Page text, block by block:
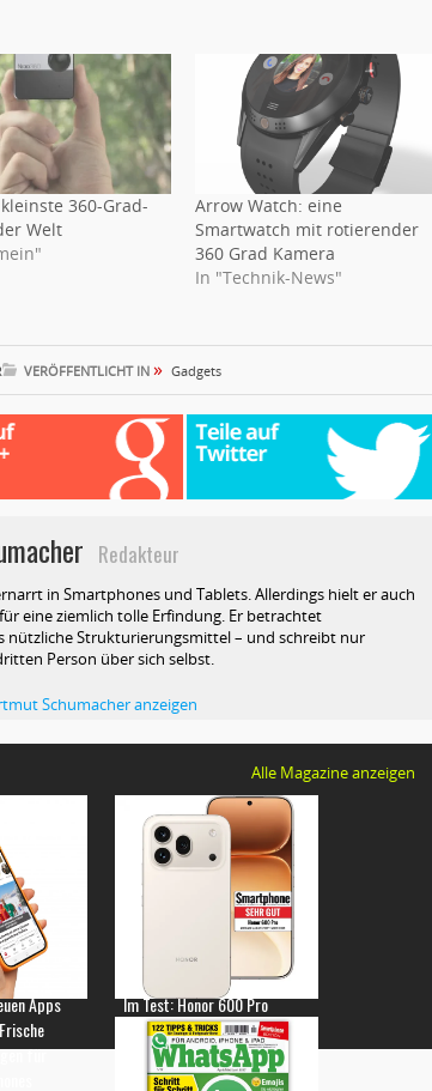
360-Grad-
Welt
Arrow Watch: eine
Smartwatch mit rotierender
360 Grad Kamera
In "Technik-News"
VERÖFFENTLICHT IN » Gadgets
Redakteur
in Smartphones und Tablets. Allerdings hielt er auch
eine ziemlich tolle Erfindung. Er betrachtet
nützliche Strukturierungsmittel – und schreibt nur
Person über sich selbst.
Schumacher anzeigen
Alle Magazine anzeigen
Apps
für
Im Test: Honor 600 Pro